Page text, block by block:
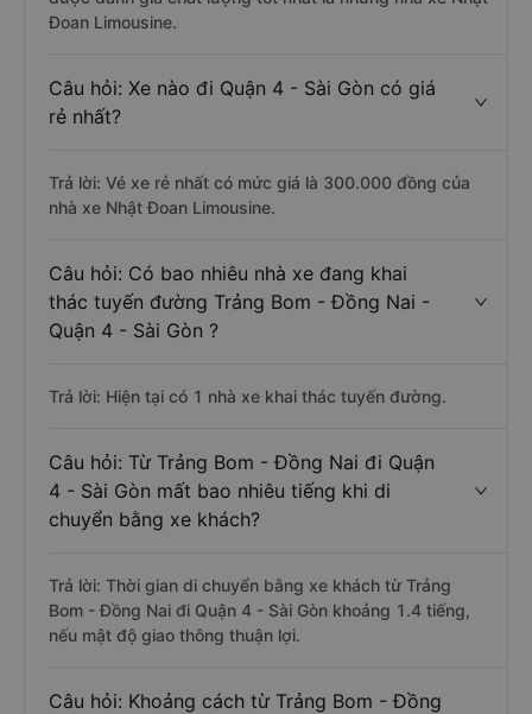
Đoan Limousine.
Câu hỏi: Xe nào đi Quận 4 - Sài Gòn có giá
rẻ nhất?
Trả lời: Vé xe rẻ nhất có mức giá là 300.000 đồng của
nhà xe Nhật Đoan Limousine.
Câu hỏi: Có bao nhiêu nhà xe đang khai
thác tuyến đường Trảng Bom - Đồng Nai -
Quận 4 - Sài Gòn ?
Trả lời: Hiện tại có 1 nhà xe khai thác tuyến đường.
Câu hỏi: Từ Trảng Bom - Đồng Nai đi Quận
4 - Sài Gòn mất bao nhiêu tiếng khi di
chuyển bằng xe khách?
Trả lời: Thời gian di chuyển bằng xe khách từ Trảng
Bom - Đồng Nai đi Quận 4 - Sài Gòn khoảng 1.4 tiếng,
nếu mật độ giao thông thuận lợi.
Câu hỏi: Khoảng cách từ Trảng Bom - Đồng